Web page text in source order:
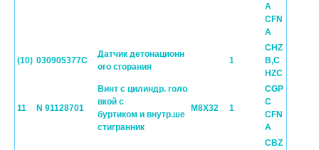
A
CFN
A
(10) 030905377C
Датчик детонационн
ого сгорания
1
CHZ
B,C
HZC
11 N 91128701
Винт с цилиндр. голо
вкой с
буртиком и внутр.ше
стигранник
M8X32 1
CGP
C
CFN
A
CBZ